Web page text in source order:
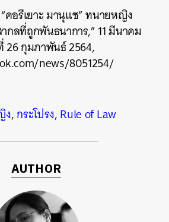
คอรีเยาะ มานุแช” ทนายหญิง
กลที่ถูกพันธนาการ,” 11 มีนาคม
26 กุมภาพันธ์ 2564,
news/8051254/
ง,กระโปรง,Rule of Law
AUTHOR